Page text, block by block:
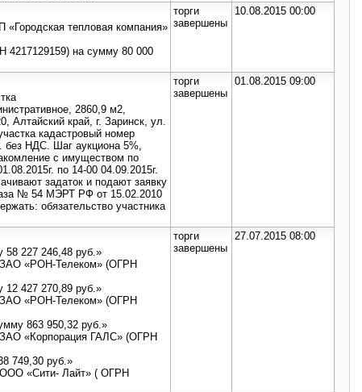
тепловая компания»
4217129159) на сумму 80 000
торги
завершены
10.08.2015 00:00
2860,9 м2,
Алтайский край, г. Заринск, ул.
кадастровый номер
без НДС. Шаг аукциона 5%,
с имуществом по
по 14-00 04.09.2015г.
задаток и подают заявку
№ 54 МЭРТ РФ от 15.02.2010
обязательство участника
торги
завершены
01.08.2015 09:00
227 246,48 руб.»
ЗАО «РОН-Телеком» (ОГРН
427 270,89 руб.»
ЗАО «РОН-Телеком» (ОГРН
863 950,32 руб.»
ЗАО «Корпорация ГАЛС» (ОГРН
749,30 руб.»
ООО «Сити- Лайт» ( ОГРН
торги
завершены
27.07.2015 08:00